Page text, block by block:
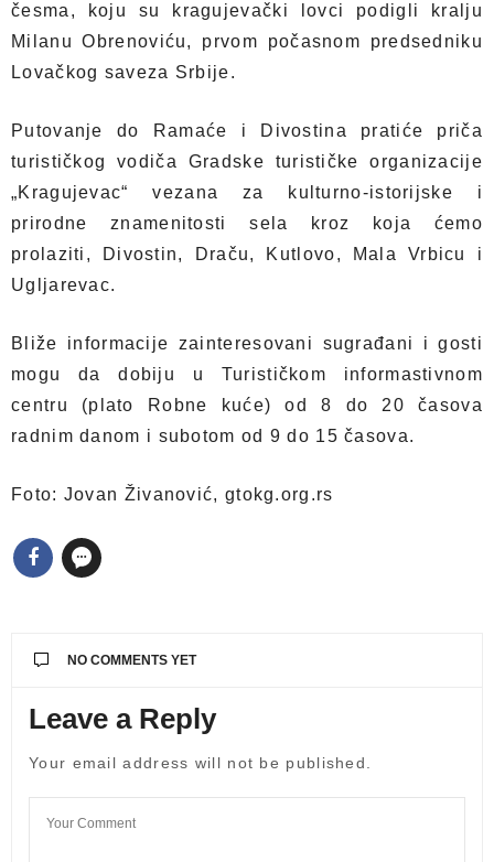
česma, koju su kragujevački lovci podigli kralju
Milanu Obrenoviću, prvom počasnom predsedniku
Lovačkog saveza Srbije.
Putovanje do Ramaće i Divostina pratiće priča
turističkog vodiča Gradske turističke organizacije
„Kragujevac“ vezana za kulturno-istorijske i
prirodne znamenitosti sela kroz koja ćemo
prolaziti, Divostin, Draču, Kutlovo, Mala Vrbicu i
Ugljarevac.
Bliže informacije zainteresovani sugrađani i gosti
mogu da dobiju u Turističkom informastivnom
centru (plato Robne kuće) od 8 do 20 časova
radnim danom i subotom od 9 do 15 časova.
Foto: Jovan Živanović, gtokg.org.rs
NO COMMENTS YET
Leave a Reply
Your email address will not be published.